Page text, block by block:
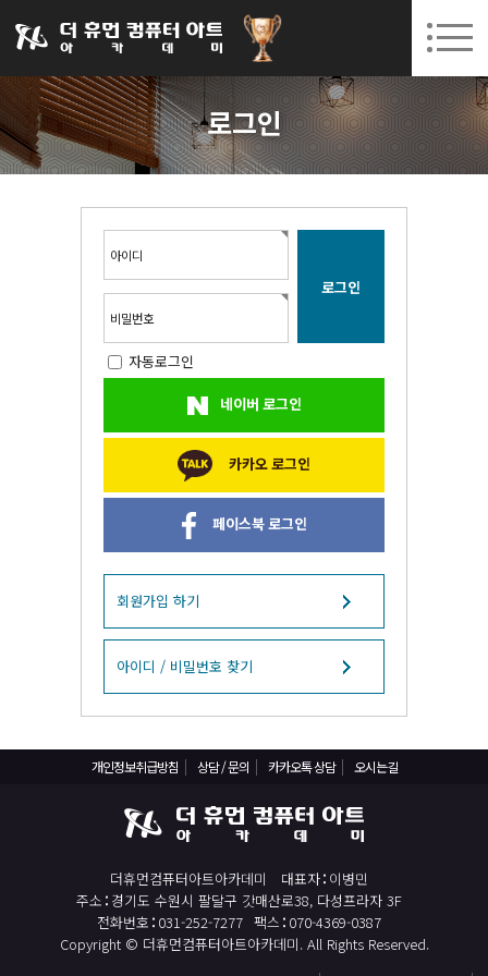
031-252-7277 수원캠퍼스 개강 08. 12.(수)
회원가입 고객센터
로그인
아이디
비밀번호
자동로그인
네이버 로그인
카카오 로그인
페이스북 로그인
회원가입 하기
아이디 / 비밀번호 찾기
개인정보취급방침 상담 / 문의 카카오톡 상담 오시는길
더휴먼컴퓨터아트아카데미 대표자 이병민
주소 경기도 수원시 팔달구 갓매산로38, 다성프라자 3F
전화번호 031-252-7277 팩스 070-4369-0387
Copyright © 더휴먼컴퓨터아트아카데미. All Rights Reserved.
아카데미소개
인사말
국비지원 무료교육
BIM 건축설계 및 실내건축설계(캐드(CAD),맥스(MAX),레빗(REVIT))실무자 양성과정
React, Veu 프레임워크 기반 프론트엔드 개발 양성 지원
반응형/웹퍼블리셔/프론트엔드 웹개발자(웹디자인)
자바(Java)기반 JSP/스프링 웹개발자(정보처리산업기사)(과정평가형)
디지털컨버전스 자바(JAVA)개발자(전자정부 프레임워크/SPRING)
전산세무회계 자격취득과정[전산회계1급/전산세무2급/FAT1급/TAT2급]
컴퓨터활용능력2급(필기+실기) 및 ITQ자격증 취득(한글,엑셀,파워포인트)
직업상담사 2급 (필기+실기) 자격증 취득과정
일러스트 자격증 취득과정(GTQi 1급)
전산회계 1급 / FAT 1급 자격증 취득과정
전산세무 2급 / TAT 2급 자격증 취득과정